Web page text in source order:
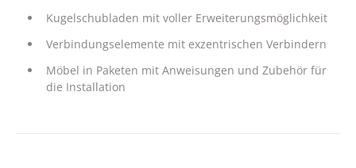
Kugelschubladen mit voller Erweiterungsmöglichkeit
Verbindungselemente mit exzentrischen Verbindern
Möbel in Paketen mit Anweisungen und Zubehör für
die Installation